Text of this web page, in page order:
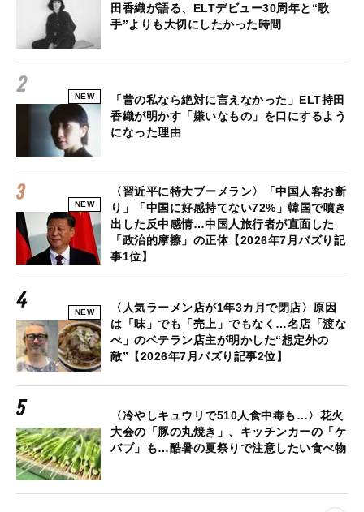
田香織が語る、ELTデビュー30周年と“歌
手”よりも大切にしたかった時間
NEW
「昔の私なら絶対に言えなかった」ELT持田
香織が明かす「嫌いなもの」を口にするよう
になった理由
NEW
〈習近平に特大ブーメラン〉「中国人客お断
り」「中国に好感持てない72%」韓国で噴き
出した反中感情…中国人旅行者が直面した
「政治的摩擦」の正体【2026年7月バズり記
事1位】
NEW
〈人気ラーメン店が1年3カ月で閉店〉原因
は「味」でも「売上」でもなく…名店「渡な
べ」のベテラン店主が明かした“想定外の
敵”【2026年7月バズり記事2位】
〈冷やしキュウリで510人食中毒も…〉花火
大会の「豚の丸焼き」、キッチンカーの「ケ
バブ」も…酷暑の夏祭りで注意したい食べ物